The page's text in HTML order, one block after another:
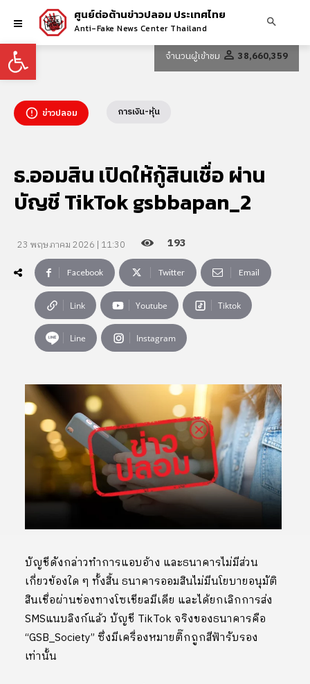
Open toolbar
ศูนย์ต่อต้านข่าวปลอม ประเทศไทย
Anti-Fake News Center Thailand
จำนวนผู้เข้าชม 38,660,359
ข่าวปลอม การเงิน-หุ้น
ธ.ออมสิน เปิดให้กู้สินเชื่อ ผ่าน
บัญชี TikTok gsbbapan_2
23 พฤษภาคม 2026 | 11:30 193
Facebook Twitter Email
Link Youtube Tiktok
Line Instagram
บัญชีดังกล่าวทำการแอบอ้าง และธนาคารไม่มีส่วน
เกี่ยวข้องใด ๆ ทั้งสิ้น ธนาคารออมสินไม่มีนโยบายอนุมัติ
สินเชื่อผ่านช่องทางโซเชียลมีเดีย และได้ยกเลิกการส่ง
SMSแนบลิงก์แล้ว บัญชี TikTok จริงของธนาคารคือ
“GSB_Society” ซึ่งมีเครื่องหมายติ๊กถูกสีฟ้ารับรอง
เท่านั้น